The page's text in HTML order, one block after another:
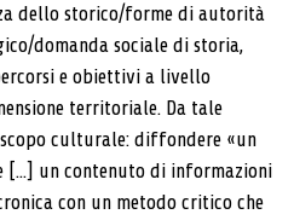
dello storico/forme di autorità
domanda sociale di storia,
e obiettivi a livello
territoriale. Da tale
culturale: diffondere «un
[...] un contenuto di informazioni
con un metodo critico che